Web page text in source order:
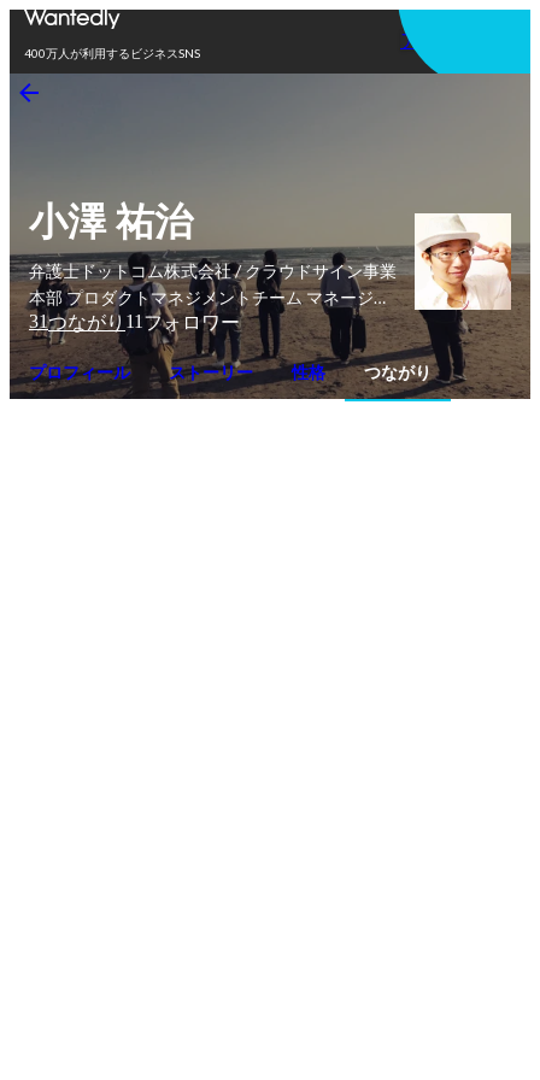
400万人が利用するビジネスSNS
アプリを使う
小澤 祐治
弁護士ドットコム株式会社 / クラウドサイン事業
本部 プロダクトマネジメントチーム マネージャ
ー
31つながり 11 フォロワー
プロフィール ストーリー 性格 つながり